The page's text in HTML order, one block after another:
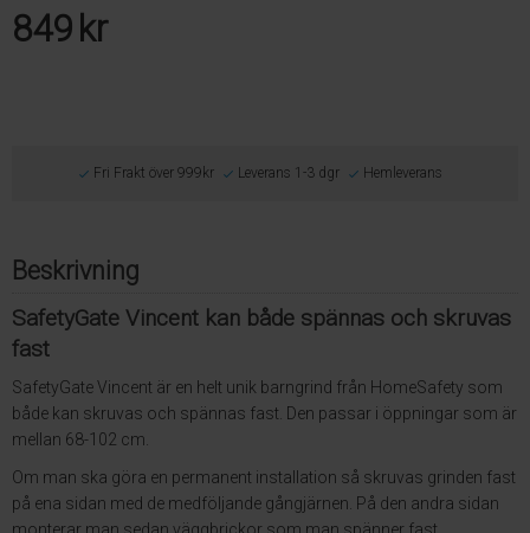
849 kr
Fri Frakt över 999kr Leverans 1-3 dgr Hemleverans
Beskrivning
SafetyGate Vincent kan både spännas och skruvas
fast
SafetyGate Vincent är en helt unik barngrind från HomeSafety som
både kan skruvas och spännas fast. Den passar i öppningar som är
mellan 68-102 cm.
Om man ska göra en permanent installation så skruvas grinden fast
på ena sidan med de medföljande gångjärnen. På den andra sidan